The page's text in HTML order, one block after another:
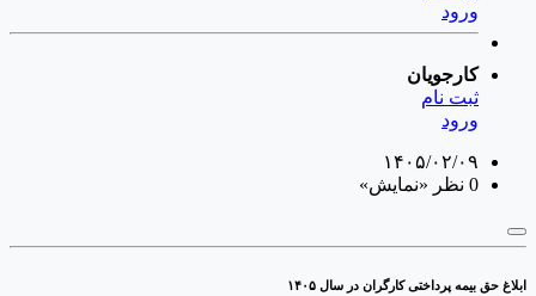
ورود
کارجویان
ثبت نام
ورود
۱۴۰۵/۰۲/۰۹
«نمایش»
حق بیمه پرداختی کارگران در سال ۱۴۰۵